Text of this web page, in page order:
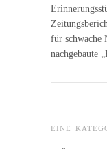
für schwache
nachgebaute
EINE